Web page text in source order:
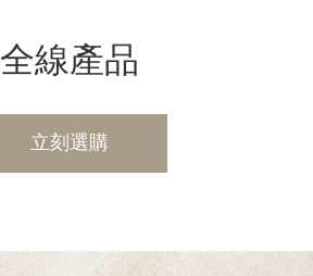
全線產品
立刻選購